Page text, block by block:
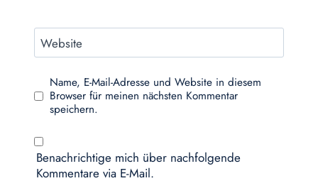
Website
Name, E-Mail-Adresse und Website in diesem
Browser für meinen nächsten Kommentar
speichern.
Benachrichtige mich über nachfolgende
Kommentare via E-Mail.